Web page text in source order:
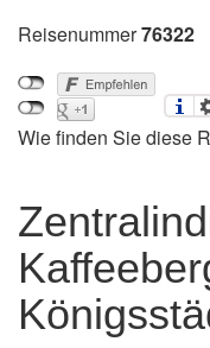
Reisenummer76322
Wie finden Sie diese